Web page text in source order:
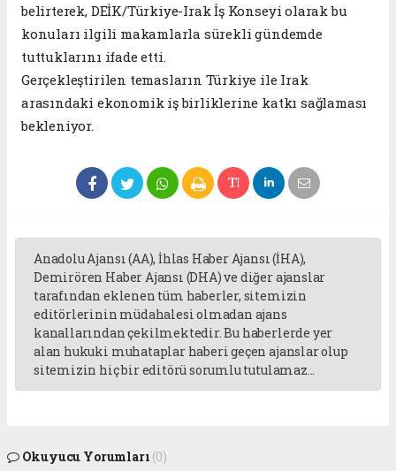
belirterek, DEİK/Türkiye-Irak İş Konseyi olarak bu
konuları ilgili makamlarla sürekli gündemde
tuttuklarını ifade etti.
Gerçekleştirilen temasların Türkiye ile Irak
arasındaki ekonomik iş birliklerine katkı sağlaması
bekleniyor.
Anadolu Ajansı (AA), İhlas Haber Ajansı (İHA),
Demirören Haber Ajansı (DHA) ve diğer ajanslar
tarafından eklenen tüm haberler, sitemizin
editörlerinin müdahalesi olmadan ajans
kanallarından çekilmektedir. Bu haberlerde yer
alan hukuki muhataplar haberi geçen ajanslar olup
sitemizin hiç bir editörü sorumlu tutulamaz...
Okuyucu Yorumları (0)